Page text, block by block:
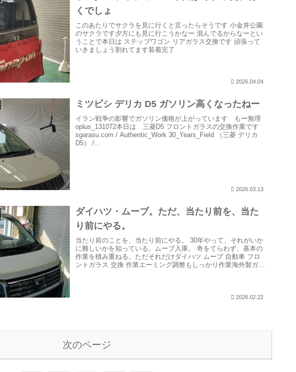
くでしょ
このあたりでサクラを見に行くと言ったらそうです 小金井公園
のサクラです夕方にも見に行こうかなー 混んでるからなーとい
うことで本日は ステップワゴン リアガラス交換です 頑張って
いきましょう割れてます装着完了
2026.04.04
ミツビシ デリカ D5 ガソリン高くなったねー
イラン戦争の影響でガソリン価格が上がっています もー無理
oplus_131072本日は 三菱D5 フロントガラスの交換作業です
sgarasu.com / Authentic_Work 30_Years_Field （三菱 デリカ
D5） /...
2026.03.13
ダイハツ・ムーブ。ただ、当たり前を、当た
り前にやる。
当たり前のことを、当たり前にやる。 30年やって、それがいか
に難しいかを知っている。ムーブ入庫。 奇をてらわず、基本の
作業を積み重ねる。ただそれだけダイハツ ムーブ 自動車 フロ
ントガラス 交換 作業エーミング調整もしっかり作業海外製ガラ
2026.02.22
次のページ